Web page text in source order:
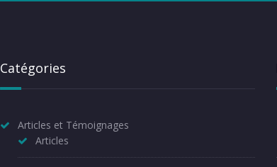
Catégories
Articles et Témoignages
Articles